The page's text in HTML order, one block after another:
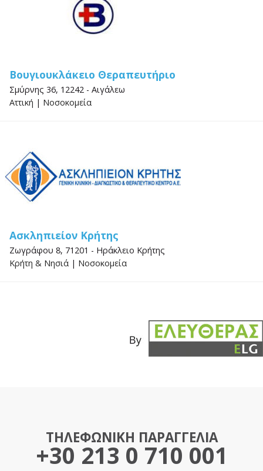
Βουγιουκλάκειο Θεραπευτήριο
Σμύρνης 36, 12242 - Αιγάλεω
Αττική | Νοσοκομεία
Ασκληπιείον Κρήτης
Ζωγράφου 8, 71201 - Ηράκλειο Κρήτης
Κρήτη & Νησιά | Νοσοκομεία
ΤΗΛΕΦΩΝΙΚΗ ΠΑΡΑΓΓΕΛΙΑ
+30 213 0 710 001